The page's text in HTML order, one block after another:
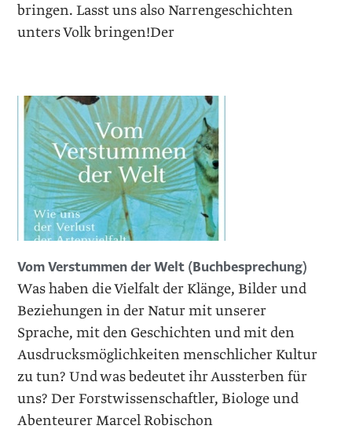
bringen. Lasst uns also Narrengeschichten
unters Volk bringen!Der
Vom Verstummen der Welt (Buchbesprechung)
Was haben die Vielfalt der Klänge, Bilder und
Beziehungen in der Natur mit unserer
Sprache, mit den Geschichten und mit den
Ausdrucksmöglichkeiten menschlicher Kultur
zu tun? Und was bedeutet ihr Aussterben für
uns? Der Forstwissenschaftler, Biologe und
Abenteurer Marcel Robischon